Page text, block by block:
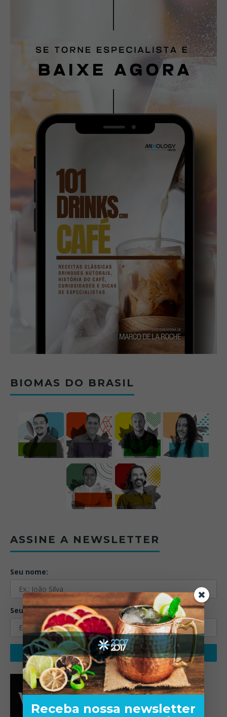
BIOMAS DO BRASIL
ASSINE A NEWSLETTER
Seu nome:
Seu email:
Receba nossa newsletter